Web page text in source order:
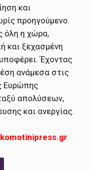
και
προηγούμενο.
όλη η χώρα,
και ξεχασμένη
Έχοντας
ανάμεσα στις
Ευρώπης
απολύσεων,
και ανεργίας.
komotinipress.gr